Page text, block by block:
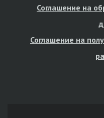
Соглашение на
Соглашение на